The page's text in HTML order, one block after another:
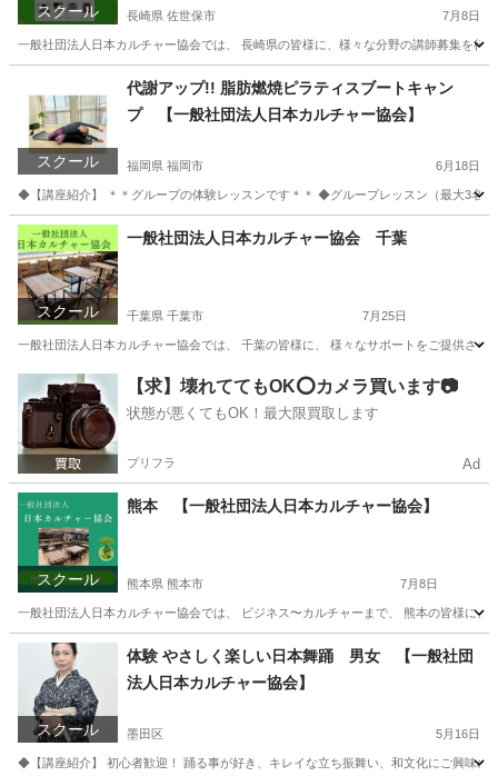
スクール 長崎県 佐世保市 7月8日
一般社団法人日本カルチャー協会では、 長崎県の皆様に、様々な分野の講師募集を
生活知識 オンライン
スクール
代謝アップ!! 脂肪燃焼ピラティスブートキャン
プ 【一般社団法人日本カルチャー協会】
福岡県 福岡市 6月18日
◆【講座紹介】 ＊＊グループの体験レッスンです＊＊ ◆グループレッスン（最大3名
福岡 福岡市 ヨガ カルチャー
スクール
一般社団法人日本カルチャー協会 千葉
千葉県 千葉市 7月25日
一般社団法人日本カルチャー協会では、 千葉の皆様に、 様々なサポートをご提供さ
千葉 千葉市 その他 オンライン
【求】壊れててもOK⭕️カメラ買います📷
状態が悪くてもOK！最大限買取します
プリフラ Ad
スクール
熊本 【一般社団法人日本カルチャー協会】
熊本県 熊本市 7月8日
一般社団法人日本カルチャー協会では、 ビジネス〜カルチャーまで、 熊本の皆様に
熊本 熊本市 生活知識 熊本 生活知識 カルチャー
スクール
体験 やさしく楽しい日本舞踊 男女 【一般社団
法人日本カルチャー協会】
墨田区 5月16日
◆【講座紹介】 初心者歓迎！ 踊る事が好き、キレイな立ち振舞い、和文化にご興味